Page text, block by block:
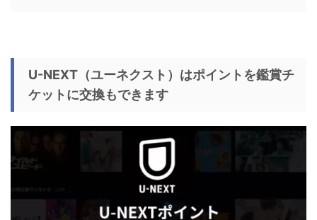
U-NEXT（ユーネクスト）はポイントを鑑賞チ
ケットに交換もできます